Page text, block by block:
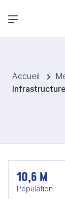
Menu principal
Accueil
10,6 M
Population